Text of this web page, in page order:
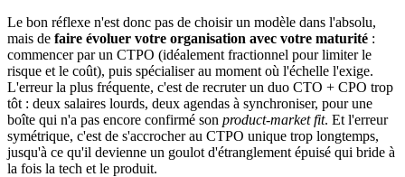
Le bon réflexe n'est donc pas de choisir un modèle dans l'absolu,
mais de faire évoluer votre organisation avec votre maturité :
commencer par un CTPO (idéalement fractionnel pour limiter le
risque et le coût), puis spécialiser au moment où l'échelle l'exige.
L'erreur la plus fréquente, c'est de recruter un duo CTO + CPO trop
tôt : deux salaires lourds, deux agendas à synchroniser, pour une
boîte qui n'a pas encore confirmé son product-market fit. Et l'erreur
symétrique, c'est de s'accrocher au CTPO unique trop longtemps,
jusqu'à ce qu'il devienne un goulot d'étranglement épuisé qui bride à
la fois la tech et le produit.